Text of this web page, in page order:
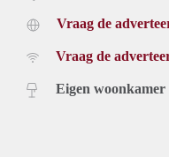
Vraag de
Vraag de
Eigen woonkamer